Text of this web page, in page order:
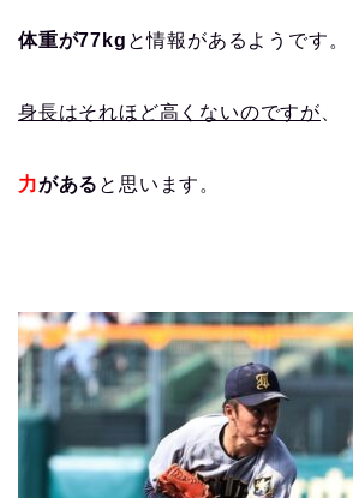
体重が77kg と情報があるようです。
身長はそれほど高くないのですが
力がある と思います。